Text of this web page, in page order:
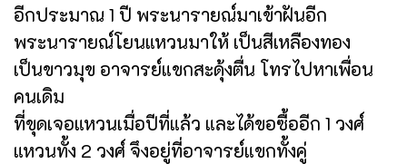
อีกประมาณ 1 ปี พระนารายณ์มาเข้าฝันอีก
พระนารายณ์โยนแหวนมาให้ เป็นสีเหลืองทอง
เป็นขาวมุข อาจารย์แขกสะดุ้งตื่น โทรไปหาเพื่อน
คนเดิม
ที่ขุดเจอแหวนเมื่อปีที่แล้ว และได้ขอซื้ออีก 1 วงศ์
แหวนทั้ง 2 วงศ์ จึงอยู่ที่อาจารย์แขกทั้งคู่